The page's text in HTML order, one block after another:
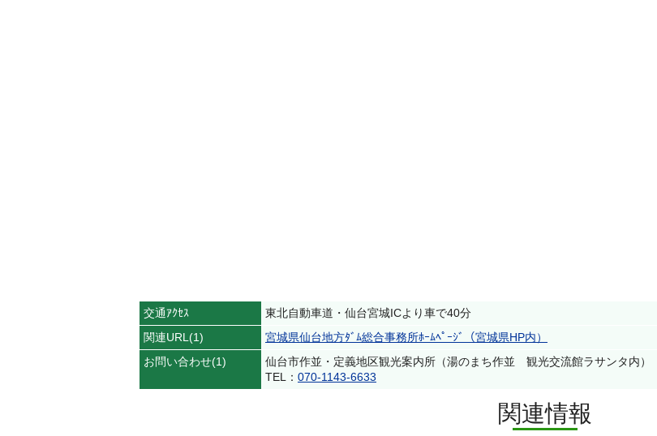
交通ｱｸｾｽ
東北自動車道・仙台宮城ICより車で40分
関連URL(1)
宮城県仙台地方ﾀﾞﾑ総合事務所ﾎｰﾑﾍﾟｰｼﾞ（宮城県HP内）
お問い合わせ(1)
仙台市作並・定義地区観光案内所（湯のまち作並 観光交流館ラサンタ内）
TEL： 070-1143-6633
関連情報